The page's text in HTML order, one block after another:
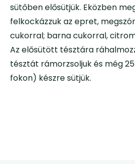
sütőben elősütjük. Eközben
felkockázzuk az epret,
cukorral; barna cukorral,
Az elősütött tésztára
tésztát rámorzsoljuk és még
fokon) készre sütjük.